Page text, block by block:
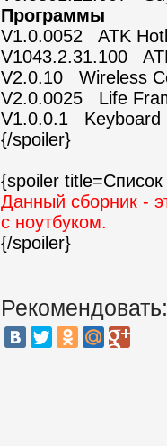
Программы
V1.0.0052 ATK
V1043.2.31.100
V2.0.10 Wireless
V2.0.0025 Life
V1.0.0.1 Keyboard
{/spoiler}
{spoiler
Данный сборник -
с ноутбуком.
{/spoiler}